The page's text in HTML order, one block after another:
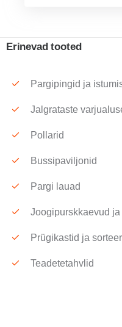
Erinevad tooted
Pargipingid ja
Jalgrataste
Pollarid
Bussipaviljonid
Pargi lauad
Joogipurskkaevud ja
Prügikastid ja
Teadetetahvlid